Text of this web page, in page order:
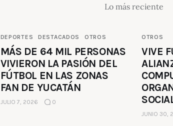
Lo más reciente
DEPORTES DESTACADOS OTROS
MÁS DE 64 MIL PERSONAS
VIVIERON LA PASIÓN DEL
FÚTBOL EN LAS ZONAS
FAN DE YUCATÁN
JULIO 7, 2026 0
OTROS
VIVE
JUNIO 30,